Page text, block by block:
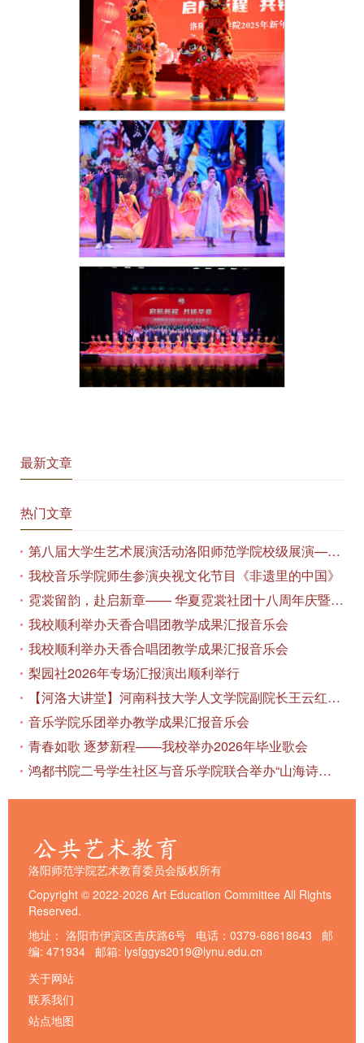
最新文章
热门文章
第八届大学生艺术展演活动洛阳师范学院校级展演——艺术作品专场展览在美术与艺术学院顺利开展
我校音乐学院师生参演央视文化节目《非遗里的中国》
霓裳留韵，赴启新章—— 华夏霓裳社团十八周年庆暨毕业季特别演出圆满落幕
我校顺利举办天香合唱团教学成果汇报音乐会
我校顺利举办天香合唱团教学成果汇报音乐会
梨园社2026年专场汇报演出顺利举行
【河洛大讲堂】河南科技大学人文学院副院长王云红教授应邀作专题讲座
音乐学院乐团举办教学成果汇报音乐会
青春如歌 逐梦新程——我校举办2026年毕业歌会
鸿都书院二号学生社区与音乐学院联合举办“山海诗恋”合唱思政汇报音乐会
洛阳师范学院艺术教育委员会版权所有
Copyright © 2022-2026 Art Education Committee All Rights
Reserved.
地址： 洛阳市伊滨区吉庆路6号 电话：0379-68618643 邮
编: 471934 邮箱: lysfggys2019@lynu.edu.cn
关于网站
联系我们
站点地图